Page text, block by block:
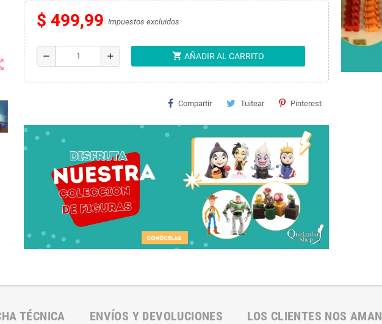
.
$ 499,99 Impuestos excluidos
remove add shopping_cart AÑADIR AL CARRITO
Compartir Tuitear Pinterest
.
TÉCNICA ENVÍOS Y DEVOLUCIONES LOS CLIENTES NOS AMAN